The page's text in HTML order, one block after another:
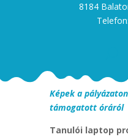
8184
Képek a
támogatott óráról
Tanulói laptop